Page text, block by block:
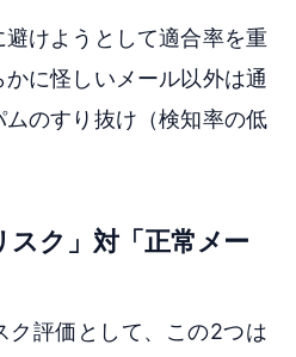
けようとして適合率を重
に怪しいメール以外は通
ムのすり抜け（検知率の低
スク」対「正常メー
ク評価として、この2つは